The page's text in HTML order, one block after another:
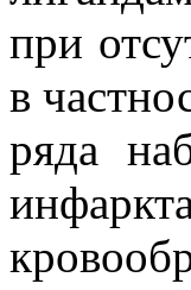
при
в
ряда